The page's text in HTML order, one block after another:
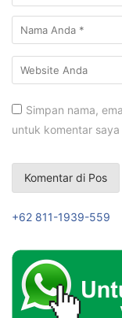
Simpan nama,
untuk komentar
+62 811-1939-559